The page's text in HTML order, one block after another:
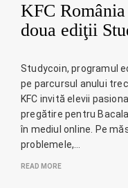
KFC
doua ediţii
Studycoin, programul
pe parcursul anului
KFC invită elevii
pregătire pentru
în mediul online. Pe
problemele,…
READ MORE